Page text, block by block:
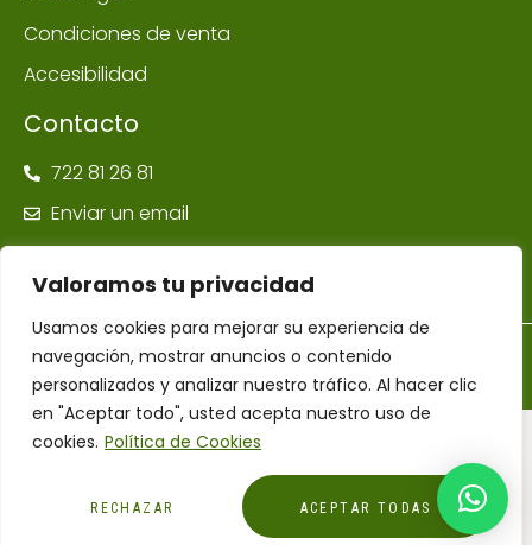
Valoramos tu privacidad
Usamos cookies para mejorar su experiencia de
navegación, mostrar anuncios o contenido
personalizados y analizar nuestro tráfico. Al hacer clic
en "Aceptar todo", usted acepta nuestro uso de
cookies. Política de Cookies
RECHAZAR ACEPTAR TODAS
Condiciones de venta
Accesibilidad
Contacto
722 81 26 81
Enviar un email
©Farmacia Ponte Maceira | Todos los derechos reservados –
Diseñador Web WordPress Juan Pardo
Financiado por la Unión Europea – NextGenerationEU